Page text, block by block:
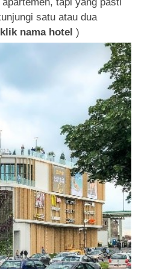
satu atau dua
nama hotel )